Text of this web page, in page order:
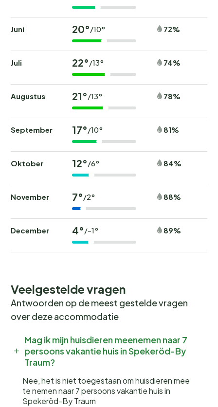
Juni 20°/10° 72%
Juli 22°/13° 74%
Augustus 21°/13° 78%
September 17°/10° 81%
Oktober 12°/6° 84%
November 7°/2° 88%
December 4°/-1° 89%
Veelgestelde vragen
Antwoorden op de meest gestelde vragen
over deze accommodatie
Mag ik mijn huisdieren meenemen naar 7
persoons vakantie huis in Spekeröd-By
Traum?
Nee, het is niet toegestaan om huisdieren mee
te nemen naar 7 persoons vakantie huis in
Spekeröd-By Traum